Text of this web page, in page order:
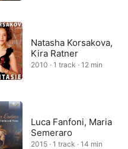
Natasha Korsakova,
Kira Ratner
2010 · 1 track · 12 min
Luca Fanfoni, Maria
Semeraro
2015 · 1 track · 14 min